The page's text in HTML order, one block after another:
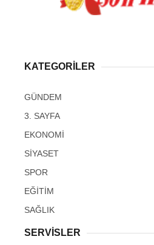
KATEGORİLER
GÜNDEM
3. SAYFA
EKONOMİ
SİYASET
SPOR
EĞİTİM
SAĞLIK
SERVİSLER